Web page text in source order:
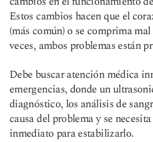
Estos cambios hacen que el
(más común) o se comprima
veces, ambos problemas están
Debe buscar atención médica
emergencias, donde un
diagnóstico, los análisis de
causa del problema y se
inmediato para estabilizarlo.